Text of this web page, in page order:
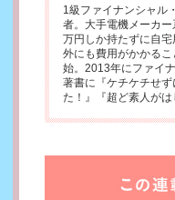
1級ファイナンシャル
者。大手電機メーカ
万円しか持たずに自
外にも費用がかかる
始。2013年にファイ
著書に『ケチケチせ
た！』『超ど素人がは